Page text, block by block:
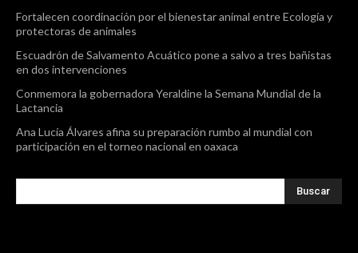
Fortalecen coordinación por el bienestar animal entre Ecología y
protectoras de animales
Escuadrón de Salvamento Acuático pone a salvo a tres bañistas
en dos intervenciones
Conmemora la gobernadora Yeraldine la Semana Mundial de la
Lactancia
Ana Lucía Álvares afina su preparación rumbo al mundial con
participación en el torneo nacional en oaxaca
Buscar